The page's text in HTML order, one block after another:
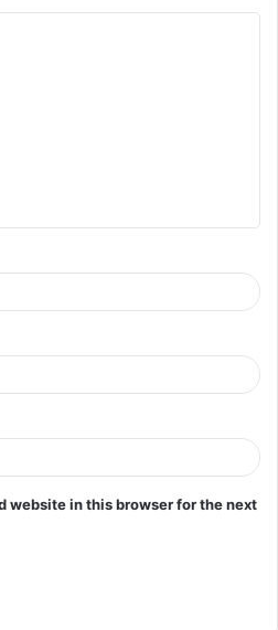
website in this browser for the next